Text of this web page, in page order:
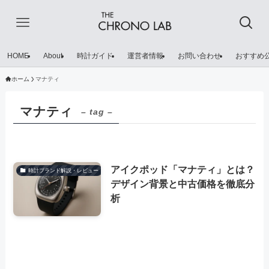
HOME About 時計ガイド 運営者情報 お問い合わせ おすすめ
ホーム マナティ
マナティ – tag –
時計ブランド解説・レビュー
アイクポッド「マナティ」とは？
デザイン背景と中古価格を徹底分
析